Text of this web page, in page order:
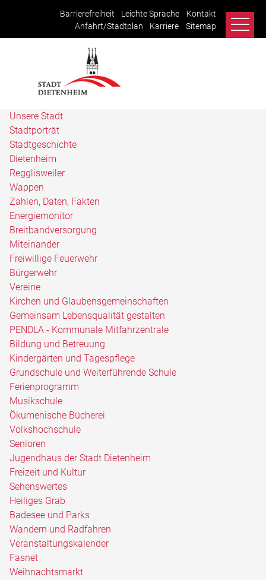
Barrierefreiheit Leichte Sprache
Kontakt
Anfahrt/Stadtplan
Karriere Sitemap
Unsere Stadt
Stadtporträt
Stadtgeschichte
Dietenheim
Regglisweiler
Wappen
Zahlen, Daten, Fakten
Energiemonitor
Breitbandversorgung
Miteinander
Freiwillige Feuerwehr
Bürgerwehr
Vereine
Kirchen und Glaubensgemeinschaften
Gemeinsam Lebensqualität gestalten
PENDLA - Kommunale Mitfahrzentrale
Bildung und Betreuung
Kindergärten und Tagespflege
Grundschule und Weiterführende Schule
Ferienprogramm
Musikschule
Ökumenische Bücherei
Volkshochschule
Senioren
Jugendhaus der Stadt Dietenheim
Freizeit und Kultur
Sehenswertes
Heiliges Grab
Badesee und Parks
Wandern und Radfahren
Veranstaltungskalender
Fasnet
Weihnachtsmarkt